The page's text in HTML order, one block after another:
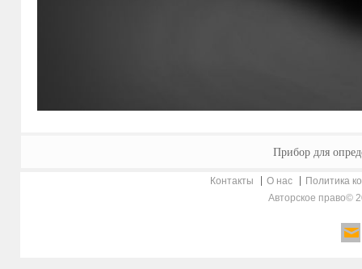
Прибор для
Контакты О нас
Политика
Авторское право©